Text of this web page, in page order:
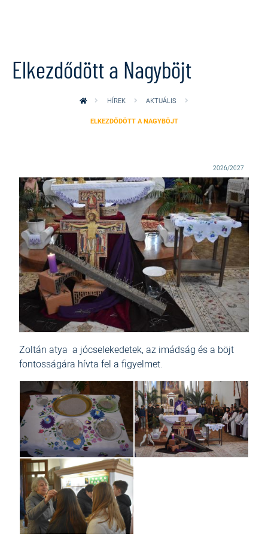
Elkezdődött a Nagyböjt
HÍREK AKTUÁLIS
ELKEZDŐDÖTT A NAGYBÖJT
2026/2027
Zoltán atya a jócselekedetek, az imádság és a böjt
fontosságára hívta fel a figyelmet.